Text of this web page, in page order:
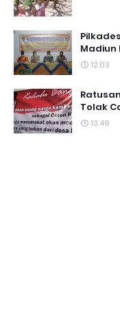
Madiun
12.03
Tolak
13.49